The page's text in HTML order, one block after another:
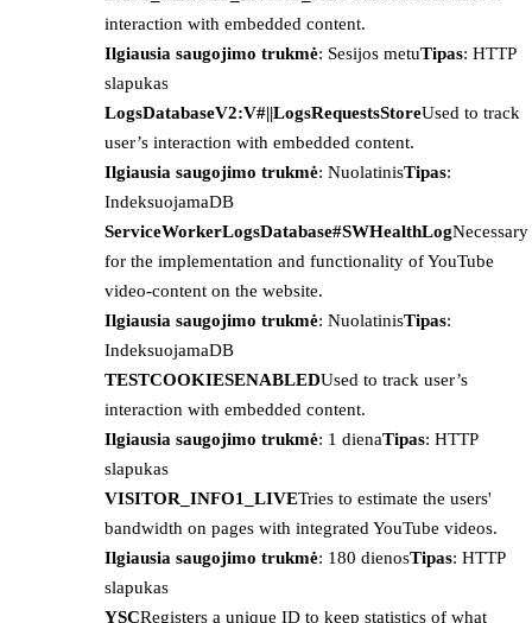
interaction with embedded content.
Ilgiausia saugojimo trukmė: Sesijos metuTipas: HTTP
slapukas
LogsDatabaseV2:V#||LogsRequestsStoreUsed to track
user’s interaction with embedded content.
Ilgiausia saugojimo trukmė: NuolatinisTipas:
IndeksuojamaDB
ServiceWorkerLogsDatabase#SWHealthLogNecessary
for the implementation and functionality of YouTube
video-content on the website.
Ilgiausia saugojimo trukmė: NuolatinisTipas:
IndeksuojamaDB
TESTCOOKIESENABLEDUsed to track user’s
interaction with embedded content.
Ilgiausia saugojimo trukmė: 1 dienaTipas: HTTP
slapukas
VISITOR_INFO1_LIVETries to estimate the users'
bandwidth on pages with integrated YouTube videos.
Ilgiausia saugojimo trukmė: 180 dienosTipas: HTTP
slapukas
YSCRegisters a unique ID to keep statistics of what